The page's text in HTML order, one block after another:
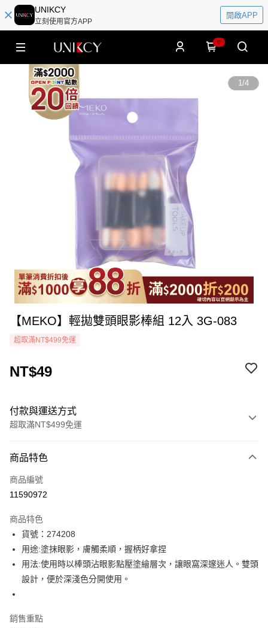
UNIKCY
立刻使用官方APP
開啟APP
0
1/4
【MEKO】輕拋雙頭眼影棒組 12入 3G-083
超取滿NT$499免運
NT$49
付款與運送方式
超取滿NT$499免運
icash Pay
信用卡一次付款
LINE Pay
Apple Pay
街口支付
悠遊付
Google Pay
商品特色
商品編號
11590972
商品特色
貨號：274208
用途:塗抹眼影，膚觸柔順，握柄好拿捏
用法:使用時以棒頭沾眼影點壓塗繪層次，讓眼窩深邃迷人。雙頭
設計，便於深淺色分開使用。
銷售重點